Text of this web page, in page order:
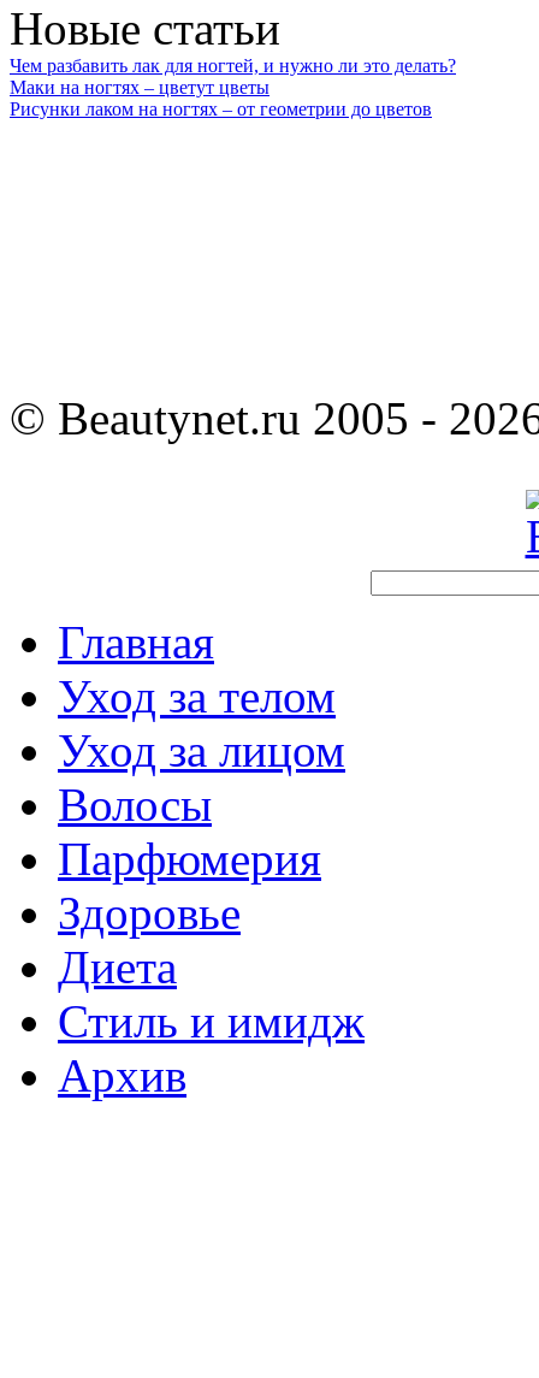
Новые статьи
Чем разбавить лак для ногтей, и нужно ли это делать?
Маки на ногтях – цветут цветы
Рисунки лаком на ногтях – от геометрии до цветов
© Beautynet.ru 2005 -
Главная
Уход за телом
Уход за лицом
Волосы
Парфюмерия
Здоровье
Диета
Стиль и имидж
Архив